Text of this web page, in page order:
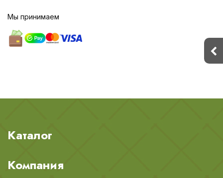
Мы принимаем
Каталог
Компания